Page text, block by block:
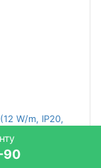
W/m, IP20,
90